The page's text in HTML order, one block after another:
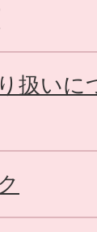
扱いに